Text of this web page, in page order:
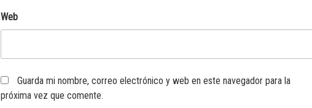
Web
Guarda mi nombre, correo electrónico y web en este navegador para la
próxima vez que comente.